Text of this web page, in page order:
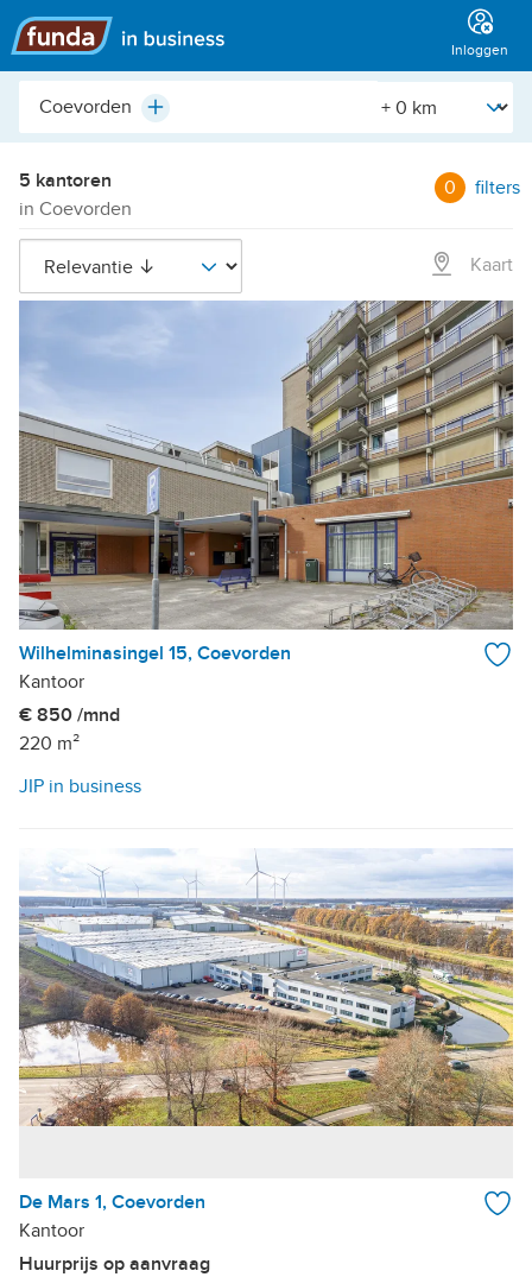
Hoofdmenu
Inloggen
Plaats,
etc.
Plus [Straal]
5 kantoren
in Coevorden
0 filters
Kaart
Wilhelminasingel 15, Coevorden
Kantoor
€ 850 /mnd
220 m²
JIP in business
De Mars 1, Coevorden
Kantoor
Huurprijs op aanvraag